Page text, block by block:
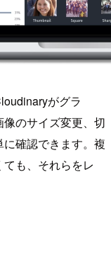
がグラ
のサイズ変更、切
確認できます。複
も、それらをレ